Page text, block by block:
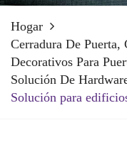
Hogar
Cerradura De Puerta,
Decorativos Para
Solución De
Solución para